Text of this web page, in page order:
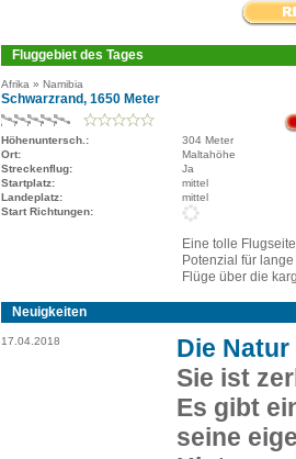
Fluggebiet des Tages
Afrika » Namibia
Schwarzrand, 1650 Meter
Höhenuntersch.:
304 Meter
Ort:
Maltahöhe
Streckenflug:
Ja
Startplatz:
mittel
Landeplatz:
mittel
Start Richtungen:
Eine tolle
Potenzial für
Flüge über die
Neuigkeiten
17.04.2018
Die
Sie ist
Es gibt
seine